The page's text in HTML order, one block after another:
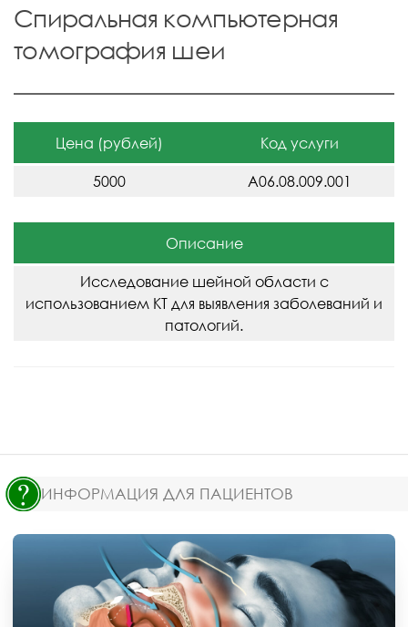
Спиральная компьютерная
томография шеи
Цена (рублей) Код услуги
5000 A06.08.009.001
Описание
Исследование шейной области с
использованием КТ для выявления заболеваний и
патологий.
ИНФОРМАЦИЯ ДЛЯ ПАЦИЕНТОВ